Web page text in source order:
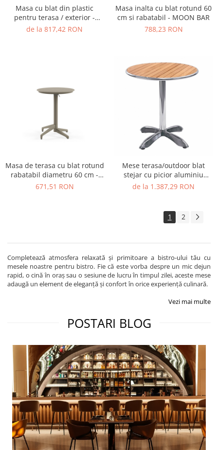
Masa cu blat din plastic
pentru terasa / exterior -
MOON
de la 817,42 RON
Masa inalta cu blat rotund 60
cm si rabatabil - MOON BAR
788,23 RON
Masa de terasa cu blat rotund
rabatabil diametru 60 cm -
MOON
671,51 RON
Mese terasa/outdoor blat
stejar cu picior aluminiu
MTW001
de la 1.387,29 RON
1 2
Completează atmosfera relaxată și primitoare a bistro-ului tău cu
mesele noastre pentru bistro. Fie că este vorba despre un mic dejun
rapid, o cină în oraș sau o sesiune de lucru în timpul zilei, aceste mese
adaugă un element de eleganță și confort în orice experiență culinară.
Vezi mai multe
POSTARI BLOG